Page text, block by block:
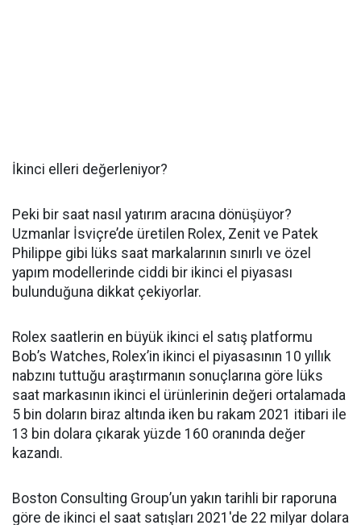
İkinci elleri değerleniyor?
Peki bir saat nasıl yatırım aracına dönüşüyor?
Uzmanlar İsviçre’de üretilen Rolex, Zenit ve Patek
Philippe gibi lüks saat markalarının sınırlı ve özel
yapım modellerinde ciddi bir ikinci el piyasası
bulunduğuna dikkat çekiyorlar.
Rolex saatlerin en büyük ikinci el satış platformu
Bob’s Watches, Rolex’in ikinci el piyasasının 10 yıllık
nabzını tuttuğu araştırmanın sonuçlarına göre lüks
saat markasının ikinci el ürünlerinin değeri ortalamada
5 bin doların biraz altında iken bu rakam 2021 itibari ile
13 bin dolara çıkarak yüzde 160 oranında değer
kazandı.
Boston Consulting Group’un yakın tarihli bir raporuna
göre de ikinci el saat satışları 2021'de 22 milyar dolara